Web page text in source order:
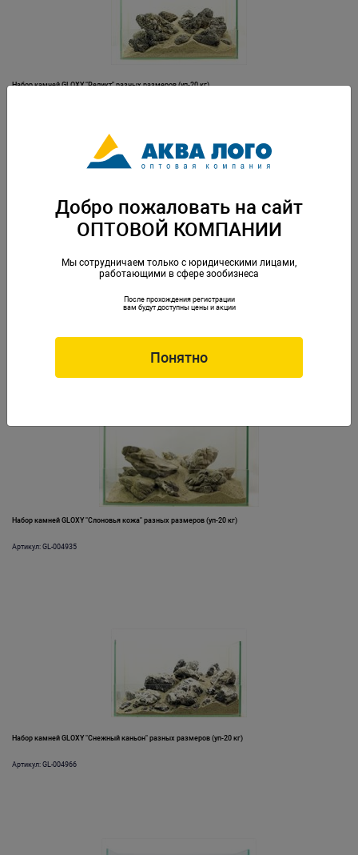
Набор камней GLOXY "Реликт" разных размеров (уп-20 кг)
Набор камней GLOXY "Северное сияние" разных размеров (уп-20 кг)
Набор камней GLOXY "Слоновья кожа" разных размеров (уп-20 кг)
Артикул: GL-004935
Набор камней GLOXY "Снежный каньон" разных размеров (уп-20 кг)
Артикул: GL-004966
Добро пожаловать на сайт
ОПТОВОЙ КОМПАНИИ
Мы сотрудничаем только с юридическими лицами,
работающими в сфере зообизнеса
После прохождения регистрации
вам будут доступны цены и акции
Понятно